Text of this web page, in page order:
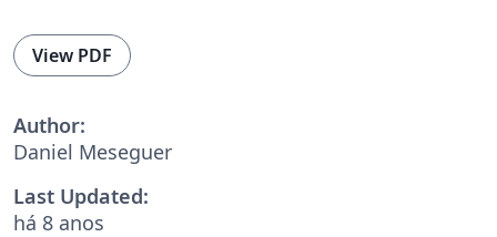
View PDF
Author:
Daniel Meseguer
Last Updated:
há 8 anos